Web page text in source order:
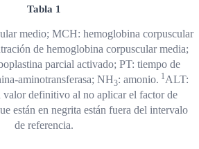
Tabla 1
medio; MCH: hemoglobina corpuscular
de hemoglobina corpuscular media;
parcial activado; PT: tiempo de
aminotransferasa; NH3: amonio. 1ALT:
valor definitivo al no aplicar el factor de
están en negrita están fuera del intervalo
de referencia.